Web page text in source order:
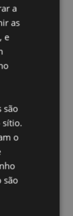
16cm
a
as
e
são
sítio.
o
são